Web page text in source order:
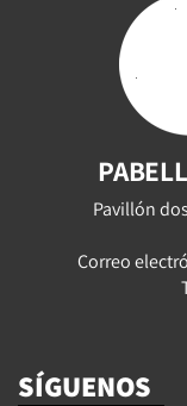
Pavillón
Correo
SÍGUENOS